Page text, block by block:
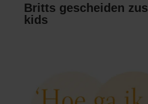
Britts gescheiden zus vergeet haar
kids